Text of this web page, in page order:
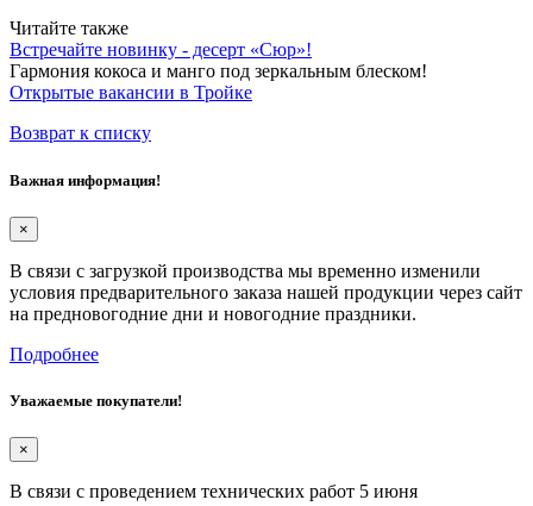
Читайте также
Встречайте новинку - десерт «Сюр»!
Гармония кокоса и манго под зеркальным блеском!
Открытые вакансии в Тройке
Возврат к списку
Важная информация!
×
В связи с загрузкой производства мы временно изменили
условия предварительного заказа нашей продукции через сайт
на предновогодние дни и новогодние праздники.
Подробнее
Уважаемые покупатели!
×
В связи с проведением технических работ 5 июня